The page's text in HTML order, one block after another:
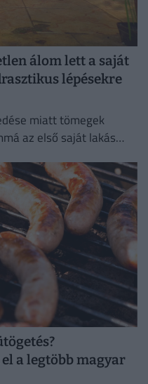
álom lett a saját
lépésekre
miatt tömegek
az első saját lakás
a legtöbb magyar